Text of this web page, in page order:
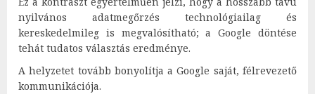
nyilvános adatmegőrzés technológiailag és
kereskedelmileg is megvalósítható; a Google döntése
tehát tudatos választás eredménye.
A helyzetet tovább bonyolítja a Google saját, félrevezető
kommunikációja.